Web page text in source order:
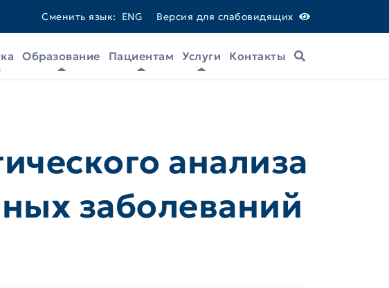
Сменить язык: ENG Версия для слабовидящих
Образование Пациентам Услуги Контакты
Поиск
анализа
заболеваний